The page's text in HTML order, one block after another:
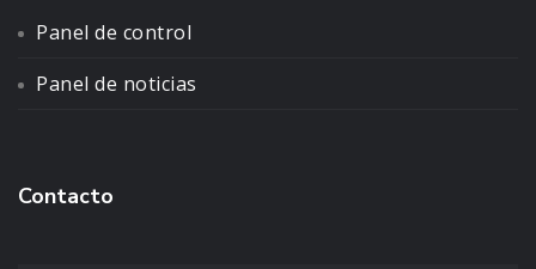
Panel de control
Panel de noticias
Contacto